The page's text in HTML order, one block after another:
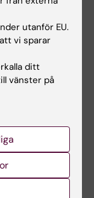
boken
i
recenserar den
andra upplagan av
utanför EU.
vi sparar
ditt
vänster på